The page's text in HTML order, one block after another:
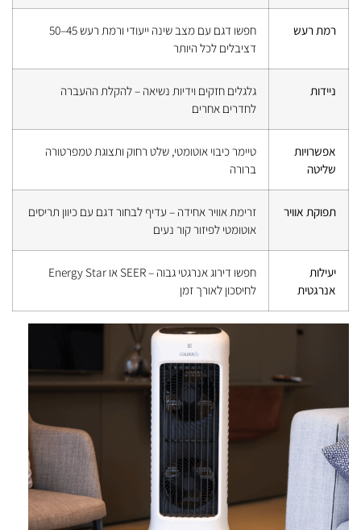
רמת רעש
חפשו דגם עם מצב שינה ייעודי ורמת רעש 45–50
דציבלים לכל היותר
ניידות
גלגלים חזקים וידיות נשיאה – להקלת ההעברה
לחדרים אחרים
אפשרויות
שליטה
טיימר כיבוי אוטומטי, שלט רחוק ותצוגת טמפרטורה
ברורה
תפוקת אוויר
זרימת אוויר אחידה – עדיף לבחור דגם עם כיוון תריסים
אוטומטי לפיזור קור נעים
יעילות
אנרגטית
חפשו דירוג אנרגטי גבוה – SEER או Energy Star
לחיסכון לאורך זמן